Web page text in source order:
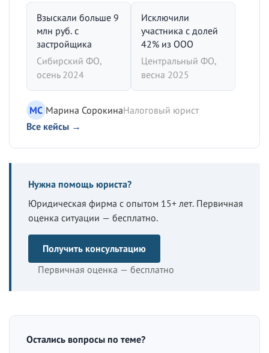
Взыскали больше 9
млн руб. с
застройщика
Сибирский ФО,
осень 2024
Исключили
участника с долей
42% из ООО
Центральный ФО,
весна 2025
МС Марина СорокинаНалоговый юрист
Все кейсы →
Нужна помощь юриста?
Юридическая фирма с опытом 15+ лет. Первичная
оценка ситуации — бесплатно.
Получить консультацию
Первичная оценка — бесплатно
Остались вопросы по теме?